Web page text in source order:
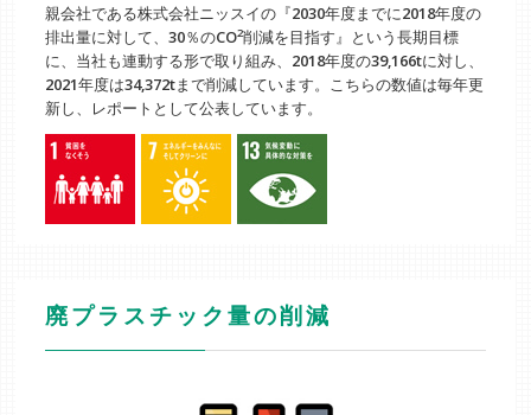
親会社である株式会社ニッスイの『2030年度までに2018年度の
排出量に対して、30％のCO2削減を目指す』という長期目標
に、当社も連動する形で取り組み、2018年度の39,166tに対し、
2021年度は34,372tまで削減しています。こちらの数値は毎年更
新し、レポートとして公表しています。
廃プラスチック量の削減